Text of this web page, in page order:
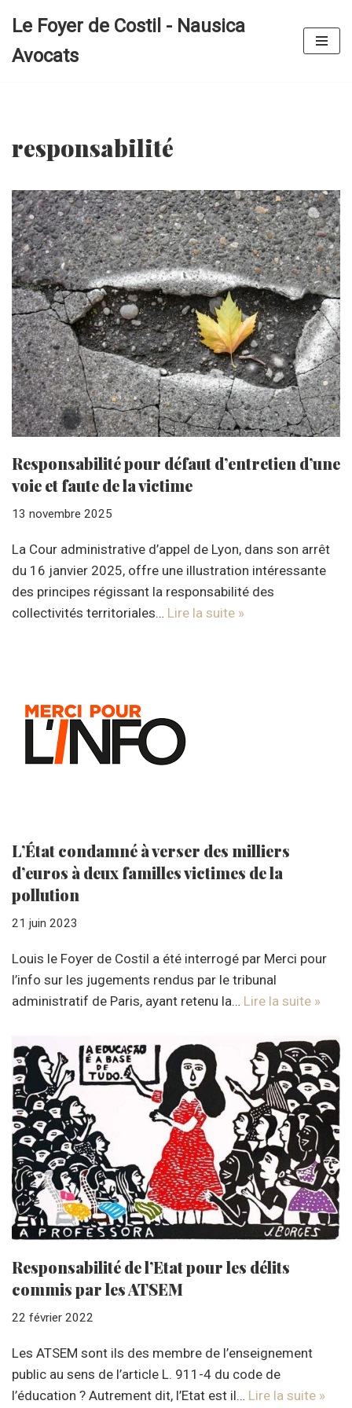
au
Le Foyer de Costil - Nausica
Avocats
responsabilité
Responsabilité pour défaut d’entretien d’une
voie et faute de la victime
13 novembre 2025
La Cour administrative d’appel de Lyon, dans son arrêt
du 16 janvier 2025, offre une illustration intéressante
des principes régissant la responsabilité des
collectivités territoriales… Lire la suite »
L’État condamné à verser des milliers
d’euros à deux familles victimes de la
pollution
21 juin 2023
Louis le Foyer de Costil a été interrogé par Merci pour
l’info sur les jugements rendus par le tribunal
administratif de Paris, ayant retenu la… Lire la suite »
Responsabilité de l’Etat pour les délits
commis par les ATSEM
22 février 2022
Les ATSEM sont ils des membre de l’enseignement
public au sens de l’article L. 911-4 du code de
l’éducation ? Autrement dit, l’Etat est il… Lire la suite »